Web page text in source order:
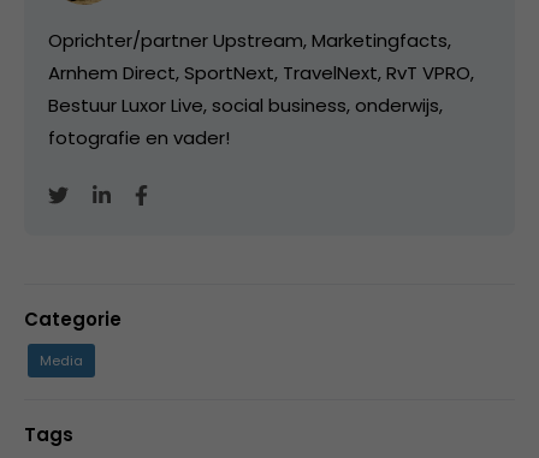
Oprichter/partner Upstream, Marketingfacts,
Arnhem Direct, SportNext, TravelNext, RvT VPRO,
Bestuur Luxor Live, social business, onderwijs,
fotografie en vader!
Categorie
Media
Tags